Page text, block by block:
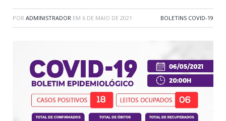
POR ADMINISTRADOR EM 6 DE MAIO DE 2021 BOLETINS COVID-19